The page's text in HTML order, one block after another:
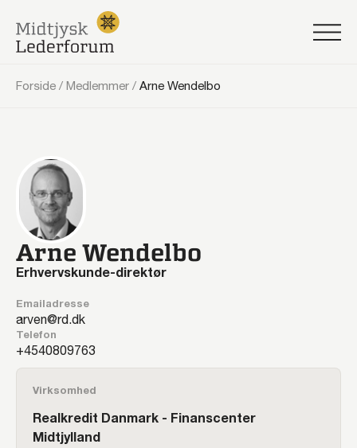
Forside / Medlemmer / Arne Wendelbo
Arne Wendelbo
Erhvervskunde-direktør
Emailadresse
arven@rd.dk
Telefon
40809763
Virksomhed
Realkredit Danmark - Finanscenter
Midtjylland